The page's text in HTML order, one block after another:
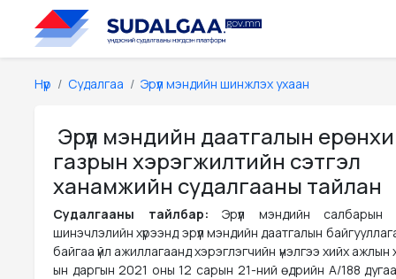
Нүүр Судалгаа Эрүүл мэндийн шинжлэх ухаан
Эрүүл мэндийн даатгалын
газрын хэрэгжилтийн сэтгэл
ханамжийн судалгааны тайлан
Судалгааны тайлбар:Эрүүл мэндийн салбарын
шинэчлэлийн хүрээнд эрүүл мэндийн даатгалын
байгаа үйл ажиллагаанд хэрэглэгчийн үнэлгээ хийх
ын даргын 2021 оны 12 сарын 21-ний өдрийн А/188